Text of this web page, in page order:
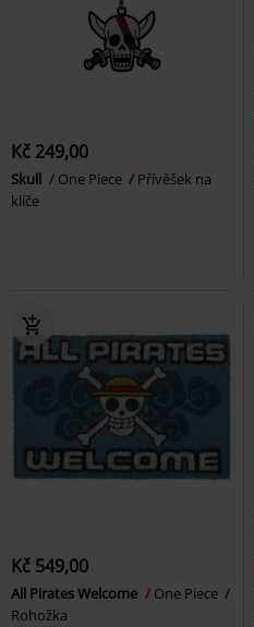
Kč 249,00
Skull One Piece
Přívěšek na
klíče
Kč 549,00
All Pirates Welcome
One Piece
Rohožka